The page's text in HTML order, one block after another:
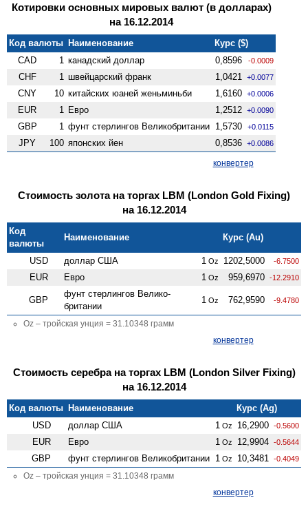
Котировки основных мировых валют (в долларах)
на 16.12.2014
Код валюты Наименование
Курс ($)
CAD
1 канадский доллар 0,8596 -0.0009
CHF 1 швейцарский франк 1,0421 +0.0077
CNY 10 китайских юаней женьминьби 1,6160 +0.0006
EUR 1 Евро 1,2512 +0.0090
GBP 1 фунт стерлингов Велико­британии 1,5730 +0.0115
JPY 100 японских йен 0,8536 +0.0086
конвертер
Стоимость золота на торгах LBM (London Gold Fixing)
на 16.12.2014
Код
валюты
Наименование Курс (Au)
USD доллар США 1 Oz 1202,5000 -6.7500
EUR Евро 1 Oz 959,6970 -12.2910
GBP
фунт стерлингов Велико­
британии
1 Oz 762,9590 -9.4780
Oz – тройская унция = 31.10348 грамм
конвертер
Стоимость серебра на торгах LBM (London Silver Fixing)
на 16.12.2014
Код валюты Наименование
Курс (Ag)
USD
доллар США 1 Oz 16,2900 -0.5600
EUR Евро 1 Oz 12,9904 -0.5644
GBP фунт стерлингов Велико­британии 1 Oz 10,3481 -0.4049
Oz – тройская унция = 31.10348 грамм
конвертер